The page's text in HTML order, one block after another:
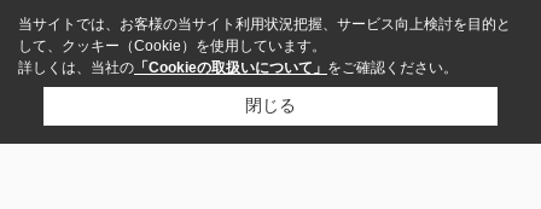
当サイトでは、お客様の当サイト利用状況把握、サービス向上検討を目的と
して、クッキー（Cookie）を使用しています。
詳しくは、当社の 「Cookieの取扱いについて」 をご確認ください。
閉じる